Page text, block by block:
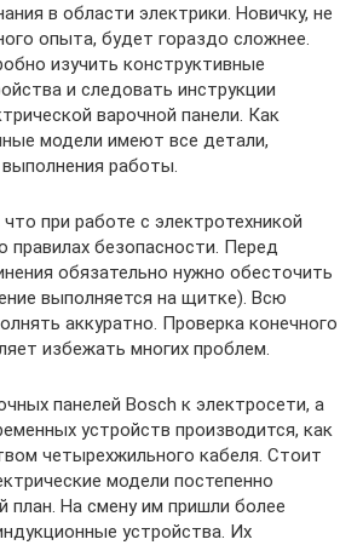
в области электрики. Новичку, не
опыта, будет гораздо сложнее.
изучить конструктивные
и следовать инструкции
варочной панели. Как
модели имеют все детали,
работы.
при работе с электротехникой
правилах безопасности. Перед
обязательно нужно обесточить
выполняется на щитке). Всю
аккуратно. Проверка конечного
избежать многих проблем.
панелей Bosch к электросети, а
устройств производится, как
четырехжильного кабеля. Стоит
модели постепенно
план. На смену им пришли более
устройства. Их